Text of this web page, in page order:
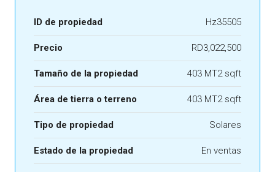
ID de propiedad Hz35505
Precio RD3,022,500
Tamaño de la propiedad 403 MT2 sqft
Área de tierra o terreno 403 MT2 sqft
Tipo de propiedad Solares
Estado de la propiedad En ventas